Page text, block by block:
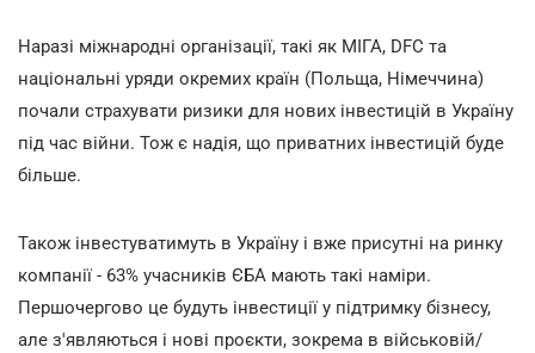
Наразі міжнародні організації, такі як МІГА, DFC та
національні уряди окремих країн (Польща, Німеччина)
почали страхувати ризики для нових інвестицій в Україну
під час війни. Тож є надія, що приватних інвестицій буде
більше.
Також інвестуватимуть в Україну і вже присутні на ринку
компанії - 63% учасників ЄБА мають такі наміри.
Першочергово це будуть інвестиції у підтримку бізнесу,
але з'являються і нові проєкти, зокрема в військовій/